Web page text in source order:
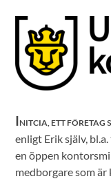
INITCIA, ETT FÖRETAG
enligt Erik själv,
en öppen
medborgare som